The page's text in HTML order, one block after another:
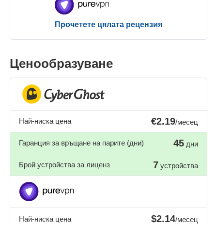
Прочетете цялата рецензия
Ценообразуване
Най-ниска цена €2.19/месец
Гаранция за връщане на парите (дни) 45 дни
Брой устройства за лиценз 7 устройства
Най-ниска цена $2.14/месец